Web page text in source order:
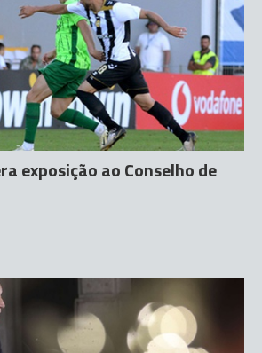
exposição ao Conselho de